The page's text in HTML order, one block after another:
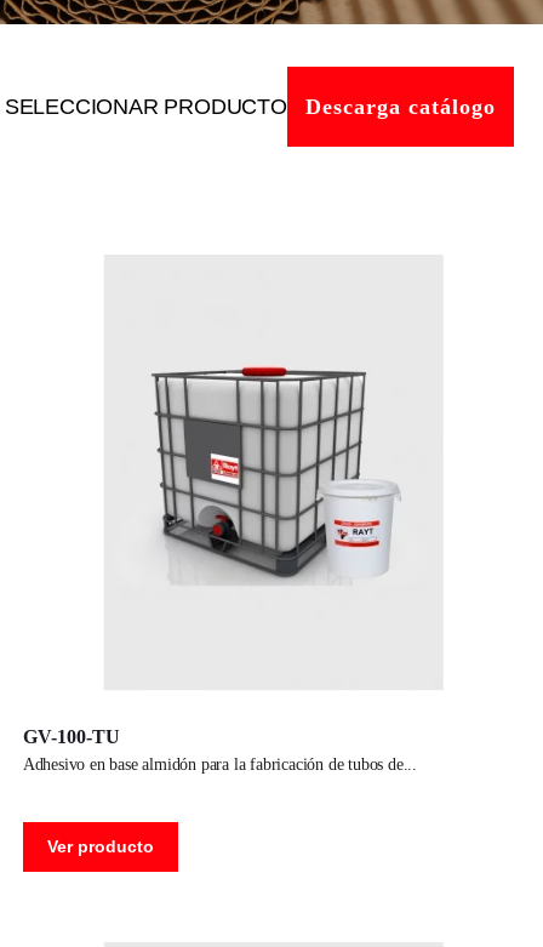
SELECCIONAR PRODUCTO Descarga catálogo
GV-100-TU
adhesivo en base almidón para la fabricación de tubos de
Ver producto